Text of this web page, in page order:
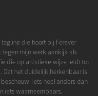
die hoort bij Forever
mijn werk aankijk als
die op artistieke wijze leidt tot
het duidelijk herkenbaar is
Iets heel anders dan
iets waarneembaars.